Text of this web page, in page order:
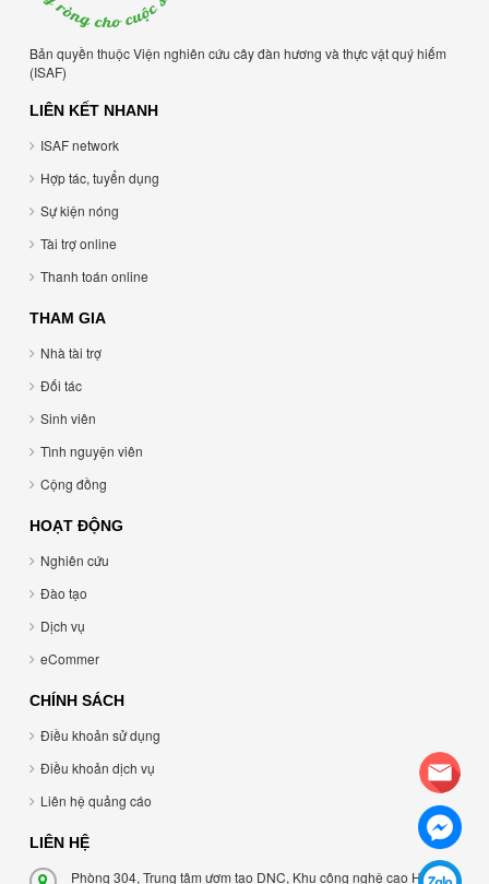
Bản quyền thuộc Viện nghiên cứu cây đàn hương và thực vật quý hiếm
(ISAF)
LIÊN KẾT NHANH
ISAF network
Hợp tác, tuyển dụng
Sự kiện nóng
Tài trợ online
Thanh toán online
THAM GIA
Nhà tài trợ
Đối tác
Sinh viên
Tình nguyện viên
Cộng đồng
HOẠT ĐỘNG
Nghiên cứu
Đào tạo
Dịch vụ
eCommer
CHÍNH SÁCH
Điều khoản sử dụng
Điều khoản dịch vụ
Liên hệ quảng cáo
LIÊN HỆ
Phòng 304, Trung tâm ươm tạo DNC, Khu công nghệ cao Hòa